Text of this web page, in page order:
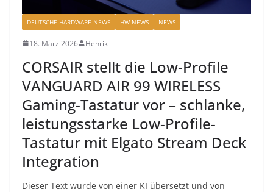
DEUTSCHE HARDWARE NEWS HW-NEWS NEWS
18. März 2026 Henrik
CORSAIR stellt die Low-Profile
VANGUARD AIR 99 WIRELESS
Gaming-Tastatur vor – schlanke,
leistungsstarke Low-Profile-
Tastatur mit Elgato Stream Deck
Integration
Dieser Text wurde von einer KI übersetzt und von